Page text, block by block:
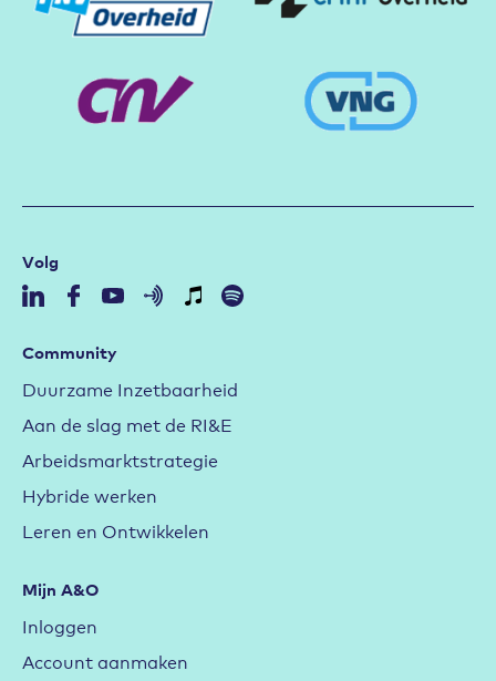
Volg
Community
Duurzame Inzetbaarheid
Aan de slag met de RI&E
Arbeidsmarktstrategie
Hybride werken
Leren en Ontwikkelen
Mijn A&O
Inloggen
Account aanmaken